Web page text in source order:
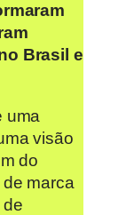
Brasil e
uma
visão
do
marca
de